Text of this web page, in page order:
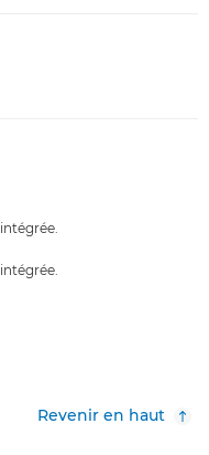
Revenir en haut